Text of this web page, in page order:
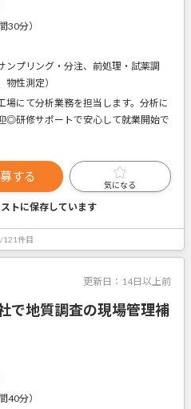
30分）
ンプリング・分注、前処理・試薬調
性測定）
場にて分析業務を担当します。分析に
◎研修サポートで安心して就業開始で
する
気になる
トに保存しています
121件目
更新日： 14日以上前
で地質調査の現場管理補
40分）